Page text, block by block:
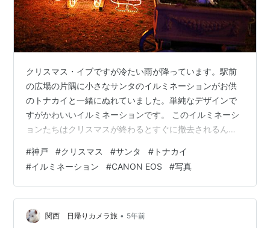
クリスマス・イブですが冷たい雨が降っています。駅前
の広場の片隅に小さなサンタのイルミネーションがお供
のトナカイと一緒にぬれていました。単純なデザインで
すがかわいいイルミネーションです。 このイルミネーシ
ョンたちはクリスマスが終わるとすぐに撤去されるんだ
でせつない気持ちになりました。 （2021年12月撮影 機
材：CANON EOS RP） minatoblue.hatenadiary.jp
minatoblue.hatenadiary.jp minatoblue.hatenadiary.jp
minatoblue.hatenadiary.jp
#神戸 #クリスマス #サンタ # トナカイ
#イルミネーション #CANON EOS #写真
関西 日帰りカメラ旅 • 5年前